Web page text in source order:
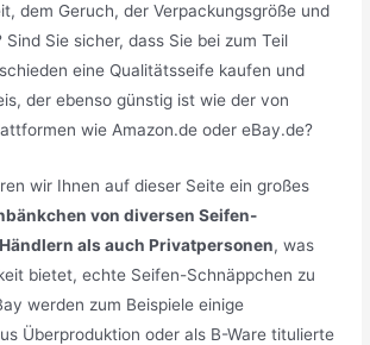
dem Geruch, der Verpackungsgröße und
Sie sicher, dass Sie bei zum Teil
eine Qualitätsseife kaufen und
der ebenso günstig ist wie der von
wie Amazon.de oder eBay.de?
wir Ihnen auf dieser Seite ein großes
von diversen Seifen-
als auch Privatpersonen, was
bietet, echte Seifen-Schnäppchen zu
werden zum Beispiele einige
Überproduktion oder als B-Ware titulierte